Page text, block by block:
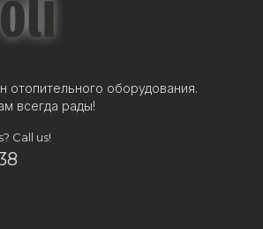
отопительного оборудования.
всегда рады!
Call us!